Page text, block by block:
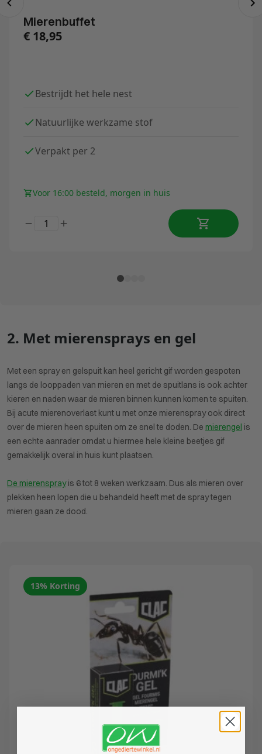
Mierenbuffet
€ 18,95
Bestrijdt het hele nest
Natuurlijke werkzame stof
Verpakt per 2
Voor 16:00 besteld, morgen in huis
2. Met mierensprays en gel
Met een spray en gelspuit kan heel gericht gif worden gespoten
langs de looppaden van mieren en met de spuitlans is ook achter
kieren en naden waar de mieren binnen kunnen komen te spuiten.
Bij acute mierenoverlast kunt u met onze mierenspray ook direct
over de mieren heen spuiten om ze snel te doden. De mierengel is
een echte aanrader omdat u hiermee hele kleine beetjes gif
gemakkelijk overal in huis kunt plaatsen.
De mierensprayis 6 tot 8 weken werkzaam. Dus als mieren over
plekken heen lopen die u behandeld heeft met de spray tegen
mieren gaan ze dood.
13% Korting